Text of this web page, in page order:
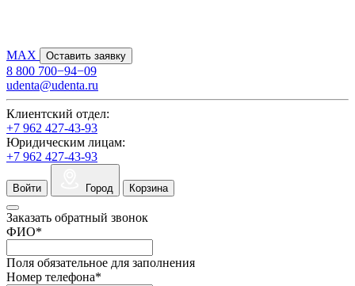
MAX Оставить заявку
8 800 700−94−09
udenta@udenta.ru
Клиентский отдел:
+7 962 427-43-93
Юридическим лицам:
+7 962 427-43-93
Войти Город Корзина
Заказать обратный звонок
ФИО*
Поля обязательное для заполнения
Номер телефона*